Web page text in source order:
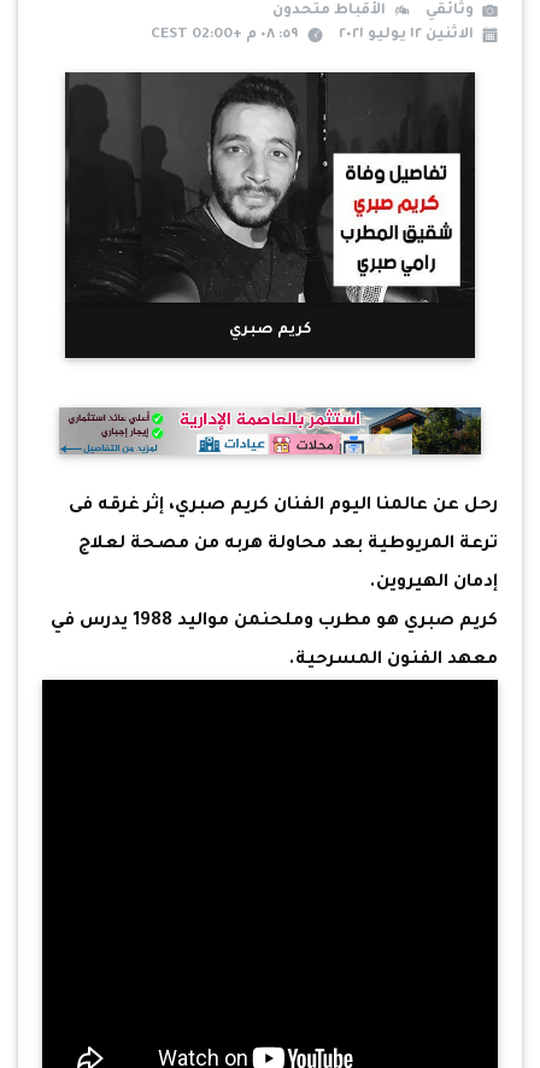
وثائقي
الأقباط متحدون
الاثنين ١٢ يوليو ٢٠٢١
٥٩: ٠٨ م +02:00 CEST
كريم صبري
رحل عن عالمنا اليوم الفنان كريم صبري، إثر غرقه فى
ترعة المريوطية بعد محاولة هربه من مصحة لعلاج
إدمان الهيروين.
كريم صبري هو مطرب وملحنمن مواليد 1988 يدرس في
معهد الفنون المسرحية.